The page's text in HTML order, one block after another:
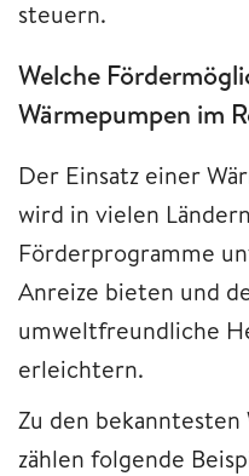
steuern.
Welche
Wärmepumpen im
Der Einsatz einer
wird in vielen
Förderprogramme
Anreize bieten und
umweltfreundliche
erleichtern.
Zu den
zählen folgende